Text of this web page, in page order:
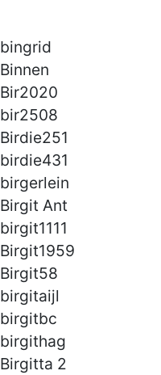
bingrid
Binnen
Bir2020
bir2508
Birdie251
birdie431
birgerlein
Birgit Ant
birgit1111
Birgit1959
Birgit58
birgitaijl
birgitbc
birgithag
Birgitta 2